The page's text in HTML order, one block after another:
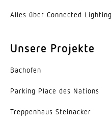
Alles über Connected Lighting
Unsere Projekte
Bachofen
Parking Place des Nations
Trep­penhaus Steinacker